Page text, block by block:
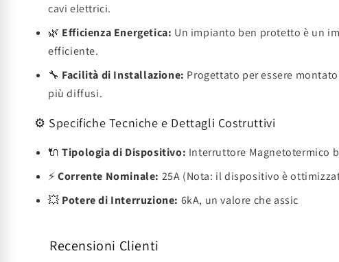
cavi elettrici.
🌿 Efficienza Energetica: Un impianto ben protetto è un
efficiente.
🔧 Facilità di Installazione: Progettato per essere
più diffusi.
⚙️ Specifiche Tecniche e Dettagli Costruttivi
🔌Tipologia di Dispositivo: Interruttore Magnetotermico
⚡Corrente Nominale: 25A (Nota: il dispositivo è
💥 Potere di Interruzione: 6kA, un valore che assic
Recensioni Clienti